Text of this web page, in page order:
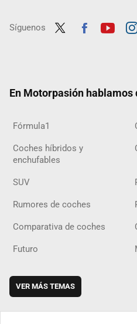
Síguenos
En Motorpasión hablamos
Fórmula1
Coches híbridos y
enchufables
SUV
Rumores de coches
Comparativa de coches
Futuro
VER MÁS TEMAS